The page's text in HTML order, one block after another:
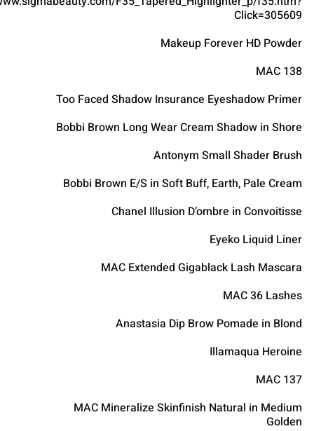
Click=305609
Makeup Forever HD Powder
MAC 138
Too Faced Shadow Insurance Eyeshadow Primer
Bobbi Brown Long Wear Cream Shadow in Shore
Antonym Small Shader Brush
Bobbi Brown E/S in Soft Buff, Earth, Pale Cream
Chanel Illusion D’ombre in Convoitisse
Eyeko Liquid Liner
MAC Extended Gigablack Lash Mascara
MAC 36 Lashes
Anastasia Dip Brow Pomade in Blond
Illamaqua Heroine
MAC 137
MAC Mineralize Skinfinish Natural in Medium
Golden